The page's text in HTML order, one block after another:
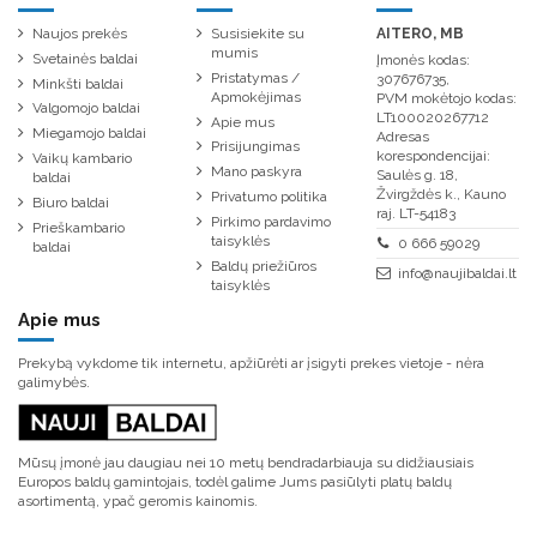
Naujos prekės
Svetainės baldai
Minkšti baldai
Valgomojo baldai
Miegamojo baldai
Vaikų kambario
baldai
Biuro baldai
Prieškambario
baldai
Susisiekite su
mumis
Pristatymas /
Apmokėjimas
Apie mus
Prisijungimas
Mano paskyra
Privatumo politika
Pirkimo pardavimo
taisyklės
Baldų priežiūros
taisyklės
AITERO, MB
Įmonės kodas:
307676735,
PVM mokėtojo kodas:
LT100020267712
Adresas
korespondencijai:
Saulės g. 18,
Žvirgždės k., Kauno
raj. LT-54183
0 666 59029
info@naujibaldai.lt
Apie mus
Prekybą vykdome tik internetu, apžiūrėti ar įsigyti prekes vietoje - nėra
galimybės.
Mūsų įmonė jau daugiau nei 10 metų bendradarbiauja su didžiausiais
Europos baldų gamintojais, todėl galime Jums pasiūlyti platų baldų
asortimentą, ypač geromis kainomis.